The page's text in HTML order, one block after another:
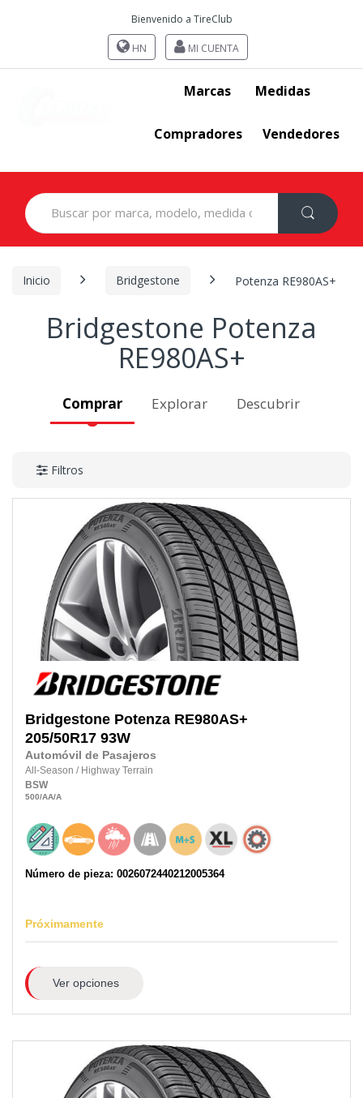
Bienvenido a TireClub
HN MI CUENTA
Marcas Medidas
Compradores Vendedores
Search
for:
Inicio Bridgestone Potenza RE980AS+
Bridgestone Potenza
RE980AS+
Comprar Explorar Descubrir
Filtros
Bridgestone Potenza RE980AS+
205/50R17 93W
Automóvil de Pasajeros
All-Season / Highway Terrain
BSW
500/AA/A
Número de pieza: 0026072440212005364
Próximamente
Ver opciones